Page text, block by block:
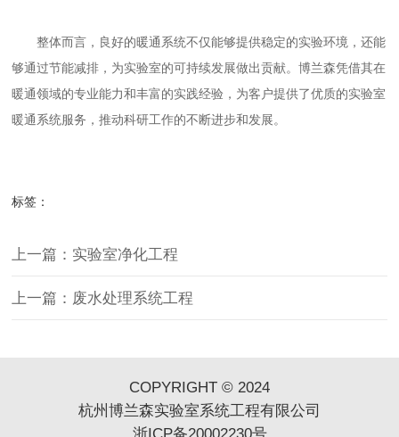
整体而言，良好的暖通系统不仅能够提供稳定的实验环境，还能
够通过节能减排，为实验室的可持续发展做出贡献。博兰森凭借其在
暖通领域的专业能力和丰富的实践经验，为客户提供了优质的实验室
暖通系统服务，推动科研工作的不断进步和发展。
标签：
上一篇：实验室净化工程
上一篇：废水处理系统工程
COPYRIGHT © 2024
杭州博兰森实验室系统工程有限公司